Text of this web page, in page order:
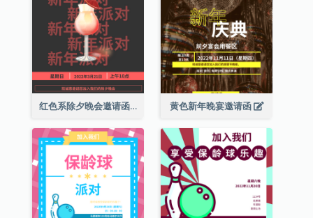
红色系除夕晚会邀请函 黄色新年晚宴邀请函